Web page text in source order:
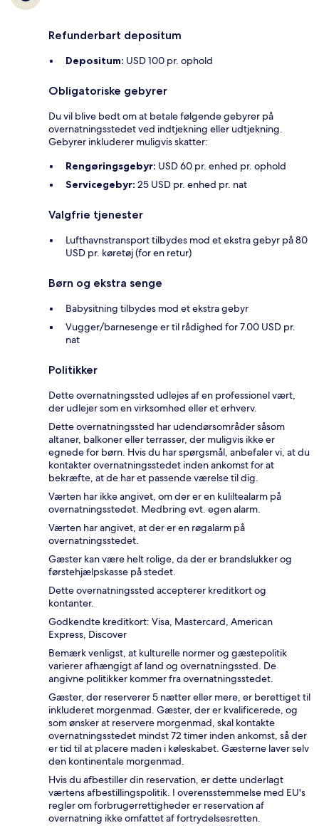
Refunderbart depositum
Depositum: USD 100 pr. ophold
Obligatoriske gebyrer
Du vil blive bedt om at betale følgende gebyrer på
overnatningsstedet ved indtjekning eller udtjekning.
Gebyrer inkluderer muligvis skatter:
Rengøringsgebyr: USD 60 pr. enhed pr. ophold
Servicegebyr: 25 USD pr. enhed pr. nat
Valgfrie tjenester
Lufthavnstransport tilbydes mod et ekstra gebyr på 80
USD pr. køretøj (for en retur)
Børn og ekstra senge
Babysitning tilbydes mod et ekstra gebyr
Vugger/barnesenge er til rådighed for 7.00 USD pr.
nat
Politikker
Dette overnatningssted udlejes af en professionel vært,
der udlejer som en virksomhed eller et erhverv.
Dette overnatningssted har udendørsområder såsom
altaner, balkoner eller terrasser, der muligvis ikke er
egnede for børn. Hvis du har spørgsmål, anbefaler vi, at du
kontakter overnatningsstedet inden ankomst for at
bekræfte, at de har et passende værelse til dig.
Værten har ikke angivet, om der er en kuliltealarm på
overnatningsstedet. Medbring evt. egen alarm.
Værten har angivet, at der er en røgalarm på
overnatningsstedet.
Gæster kan være helt rolige, da der er brandslukker og
førstehjælpskasse på stedet.
Dette overnatningssted accepterer kreditkort og
kontanter.
Godkendte kreditkort: Visa, Mastercard, American
Express, Discover
Bemærk venligst, at kulturelle normer og gæstepolitik
varierer afhængigt af land og overnatningssted. De
angivne politikker kommer fra overnatningsstedet.
Gæster, der reserverer 5 nætter eller mere, er berettiget til
inkluderet morgenmad. Gæster, der er kvalificerede, og
som ønsker at reservere morgenmad, skal kontakte
overnatningsstedet mindst 72 timer inden ankomst, så der
er tid til at placere maden i køleskabet. Gæsterne laver selv
den kontinentale morgenmad.
Hvis du afbestiller din reservation, er dette underlagt
værtens afbestillingspolitik. I overensstemmelse med EU's
regler om forbrugerrettigheder er reservation af
overnatning ikke omfattet af fortrydelsesretten.